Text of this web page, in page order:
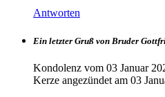
Antworten
Ein letzter Gruß von Bruder
Kondolenz vom 03 Januar
Kerze angezündet am 03